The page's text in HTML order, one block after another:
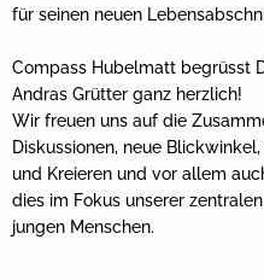
für seinen neuen
Compass Hubelmatt begrüsst
Andras Grütter ganz herzlich!
Wir freuen uns auf die
Diskussionen, neue
und Kreieren und vor allem
dies im Fokus unserer
jungen Menschen.